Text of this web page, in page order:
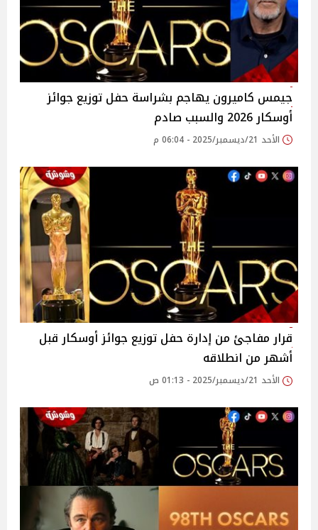
جيمس كاميرون يهاجم بشراسة حفل توزيع جوائز
أوسكار 2026 والسبب صادم
الأحد 21/ديسمبر/2025 - 06:04 م
قرار مفاجئ من إدارة حفل توزيع جوائز أوسكار قبل
أشهر من انطلاقه
الأحد 21/ديسمبر/2025 - 01:13 ص